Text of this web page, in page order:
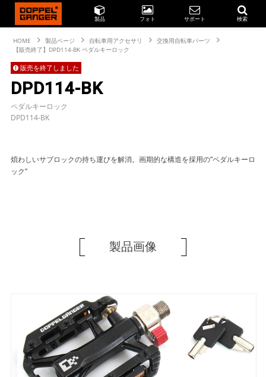
製品 フォト サポート 検索
HOME 製品ページ 自転車用アクセサリ
交換用自転車パーツ
【販売終了】DPD114-BK ペダルキーロック
販売を終了しました
DPD114-BK
ペダルキーロック
DPD114-BK
煩わしいサブロックの持ち運びを解消。画期的な構造を採用の”ペダルキーロ
ック”
製品画像